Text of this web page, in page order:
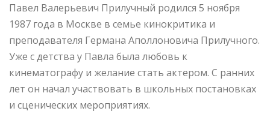
Павел Валерьевич Прилучный родился 5 ноября
1987 года в Москве в семье кинокритика и
преподавателя Германа Аполлоновича Прилучного.
Уже с детства у Павла была любовь к
кинематографу и желание стать актером. С ранних
лет он начал участвовать в школьных постановках
и сценических мероприятиях.